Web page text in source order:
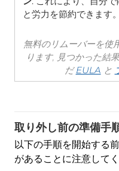
と労力を節約できます
無料のリムーバーを使
ります, 見つかった結
だEULA と
取り外し前の準備手
以下の手順を開始する
があることに注意して